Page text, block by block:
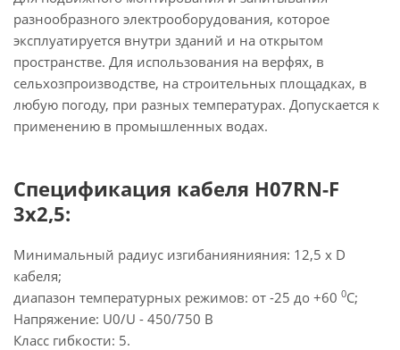
разнообразного электрооборудования, которое
эксплуатируется внутри зданий и на открытом
пространстве. Для использования на верфях, в
сельхозпроизводстве, на строительных площадках, в
любую погоду, при разных температурах. Допускается к
применению в промышленных водах.
Спецификация кабеля H07RN-F
3x2,5:
Минимальный радиус изгибаниянияния: 12,5 х D
кабеля;
диапазон температурных режимов: от -25 до +60 0С;
Напряжение: U0/U - 450/750 В
Класс гибкости: 5.